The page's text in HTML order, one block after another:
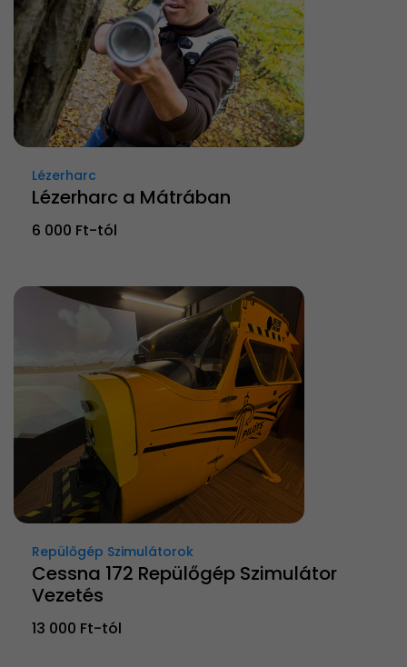
Lézerharc
Lézerharc a Mátrában
6 000 Ft-tól
Repülőgép Szimulátorok
Cessna 172 Repülőgép Szimulátor
Vezetés
13 000 Ft-tól